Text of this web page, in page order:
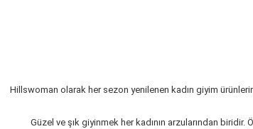
Hillswoman olarak her sezon yenilenen kadın giyim
Güzel ve şık giyinmek her kadının arzularından